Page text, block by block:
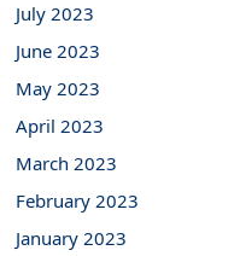
July 2023
June 2023
May 2023
April 2023
March 2023
February 2023
January 2023